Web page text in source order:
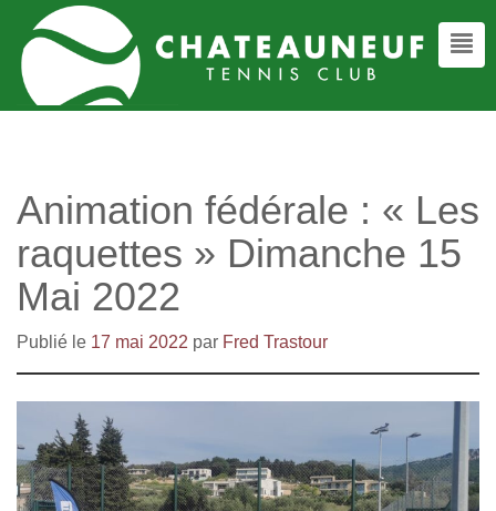
Animation fédérale : « Les
raquettes » Dimanche 15
Mai 2022
Publié le 17 mai 2022 par Fred Trastour